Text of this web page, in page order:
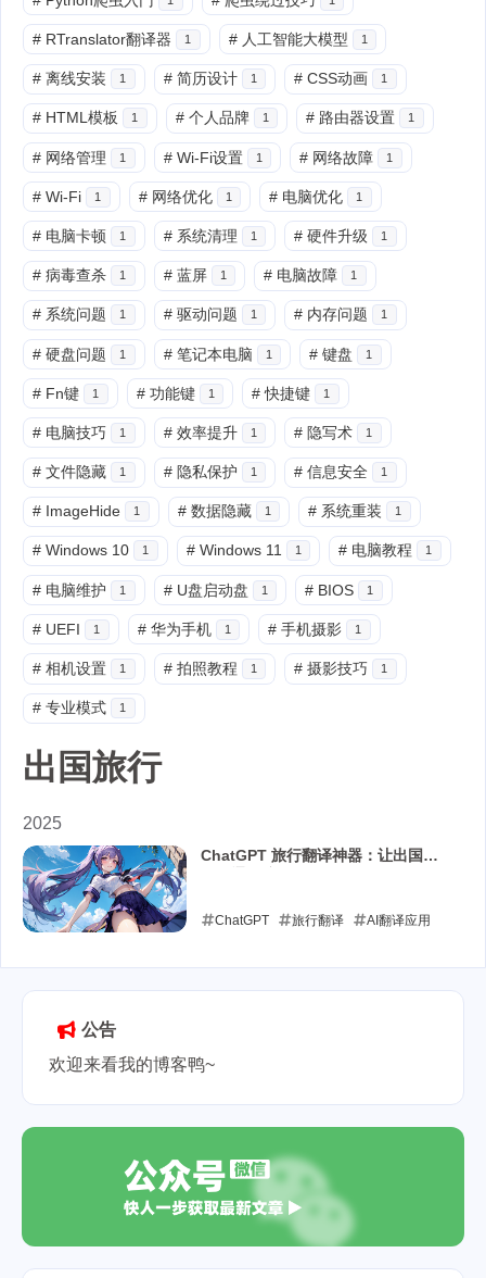
# RTranslator翻译器 1 # 人工智能大模型 1
# 离线安装 1 # 简历设计 1 # CSS动画 1
# HTML模板 1 # 个人品牌 1 # 路由器设置 1
# 网络管理 1 # Wi-Fi设置 1 # 网络故障 1
# Wi-Fi 1 # 网络优化 1 # 电脑优化 1
# 电脑卡顿 1 # 系统清理 1 # 硬件升级 1
# 病毒查杀 1 # 蓝屏 1 # 电脑故障 1
# 系统问题 1 # 驱动问题 1 # 内存问题 1
# 硬盘问题 1 # 笔记本电脑 1 # 键盘 1
# Fn键 1 # 功能键 1 # 快捷键 1
# 电脑技巧 1 # 效率提升 1 # 隐写术 1
# 文件隐藏 1 # 隐私保护 1 # 信息安全 1
# ImageHide 1 # 数据隐藏 1 # 系统重装 1
# Windows 10 1 # Windows 11 1 # 电脑教程 1
# 电脑维护 1 # U盘启动盘 1 # BIOS 1
# UEFI 1 # 华为手机 1 # 手机摄影 1
# 相机设置 1 # 拍照教程 1 # 摄影技巧 1
# 专业模式 1
出国旅行
2025
ChatGPT 旅行翻译神器：让出国旅
ChatGPT 旅行翻译 AI翻译应用
2025-05-18
公告
欢迎来看我的博客鸭~